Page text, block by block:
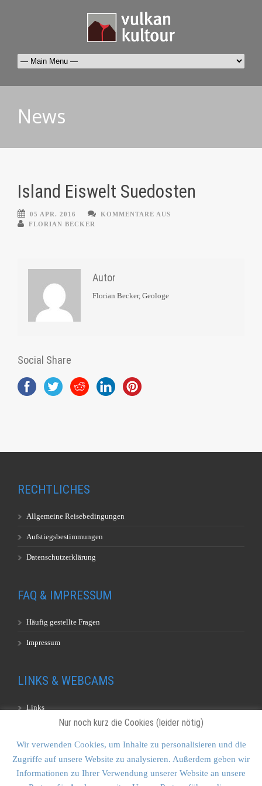
News
Island Eiswelt Suedosten
05 APR. 2016
KOMMENTARE AUS
FLORIAN BECKER
Autor
Florian Becker, Geologe
Social Share
RECHTLICHES
Allgemeine Reisebedingungen
Aufstiegsbestimmungen
Datenschutzerklärung
FAQ & IMPRESSUM
Häufig gestellte Fragen
Impressum
LINKS & WEBCAMS
Links
KONTAKT & SITEMAP
Nur noch kurz die Cookies (leider nötig)
Wir verwenden Cookies, um Inhalte zu personalisieren und die
Zugriffe auf unsere Website zu analysieren. Außerdem geben wir
Informationen zu Ihrer Verwendung unserer Website an unsere